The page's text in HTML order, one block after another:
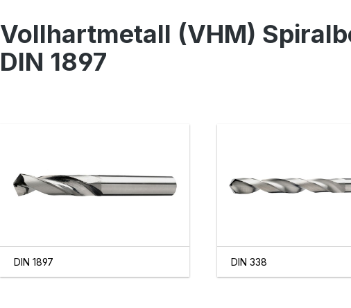
Vollhartmetall (VHM)
DIN 1897
DIN 1897 DIN 338